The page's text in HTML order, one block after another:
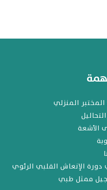
المنزلي
الأشعة
الإنعاش القلبي الرئوي
ممثل طبي